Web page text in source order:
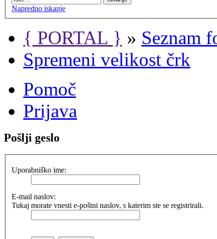
Napredno iskanje
{ PORTAL } » Seznam
Spremeni velikost črk
Pomoč
Prijava
Pošlji geslo
Uporabniško ime:
E-mail naslov:
Tukaj morate vnesti e-poštni naslov, s katerim ste se registrirali.